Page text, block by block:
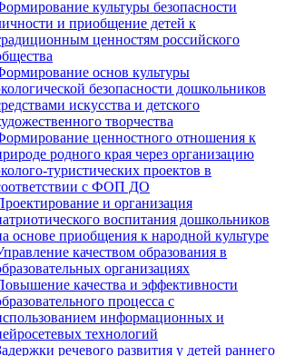
культуры безопасности
и приобщение детей к
ценностям российского
основ культуры
безопасности дошкольников
искусства и детского
творчества
ценностного отношения к
родного края через организацию
туристических проектов в
с ФОП ДО
и организация
воспитания дошкольников
основе приобщения к народной культуре
качеством образования в
организациях
качества и эффективности
процесса с
информационных и
технологий
речевого развития у детей раннего